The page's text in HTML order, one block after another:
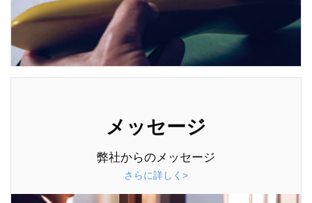
メッセージ
弊社からのメッセージ
さらに詳しく>